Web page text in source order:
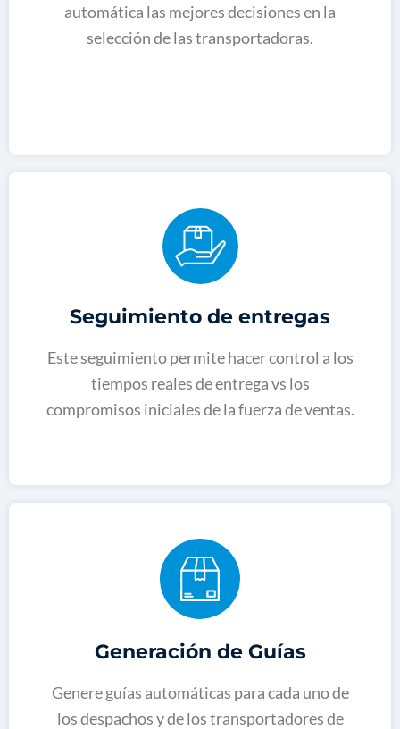
automática las mejores decisiones en la
selección de las transportadoras.
Seguimiento de entregas
Este seguimiento permite hacer control a los
tiempos reales de entrega vs los
compromisos iniciales de la fuerza de ventas.
Generación de Guías
Genere guías automáticas para cada uno de
los despachos y de los transportadores de